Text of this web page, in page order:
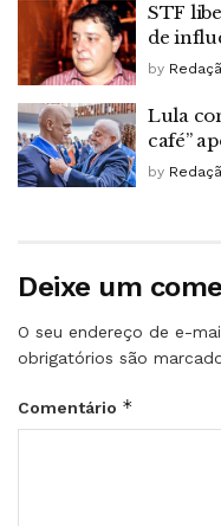
STF
de
by
Lula
café”
by
Deixe um
O seu endereço de e-
obrigatórios são
Comentário *